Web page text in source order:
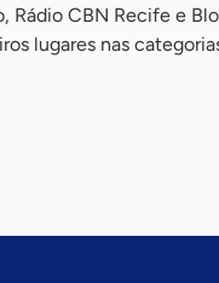
Rádio CBN Recife e
lugares nas